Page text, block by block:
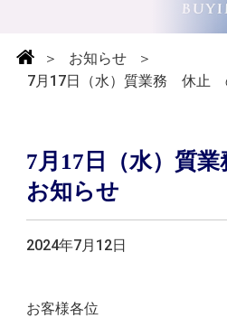
＞ お知らせ
＞
7月17日（水）質業務 休止
7月17日（水）質
お知らせ
2024年7月12日
お客様各位